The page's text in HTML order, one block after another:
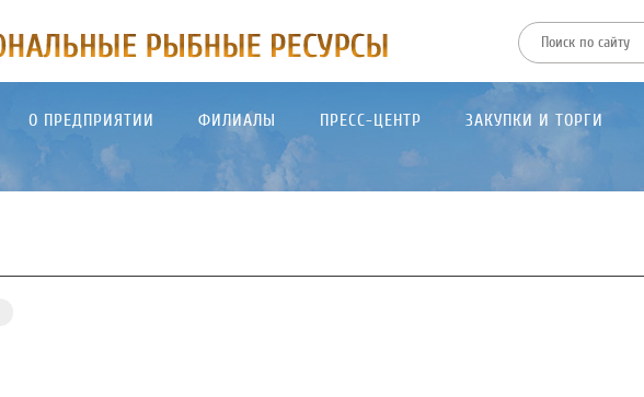
О ПРЕДПРИЯТИИ ФИЛИАЛЫ ПРЕСС-ЦЕНТР ЗАКУПКИ И ТОРГИ